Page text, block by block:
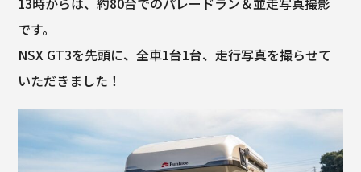
です。
NSX GT3を先頭に、全車1台1台、走行写真を撮らせて
いただきました！